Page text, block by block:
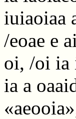
iuiaoiaa
/eoae e
oi, /oi ia
ia a